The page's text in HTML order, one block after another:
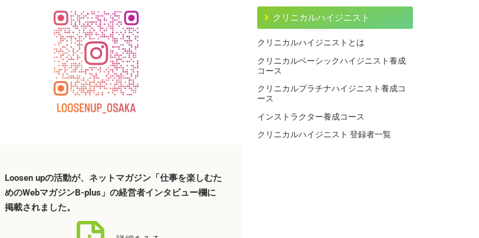
Loosen upの活動が、ネットマガジン「仕事を楽しむた
めのWebマガジンB-plus」の経営者インタビュー欄に
掲載されました。
クリニカルハイジニスト
クリニカルハイジニストとは
クリニカルベーシックハイジニスト養成
コース
クリニカルプラチナハイジニスト養成コ
ース
インストラクター養成コース
クリニカルハイジニスト 登録者一覧